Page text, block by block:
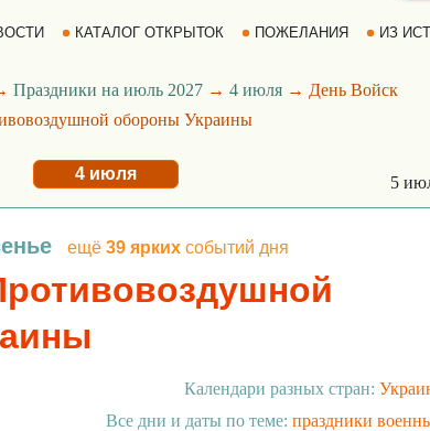
КАТАЛОГ ОТКРЫТОК ПОЖЕЛАНИЯ ИЗ
Праздники на июль 2027 → 4 июля → День Войск
обороны Украины
4 июля 5
ещё 39 ярких событий дня
Календари разных стран:
Все дни и даты по теме: праздники